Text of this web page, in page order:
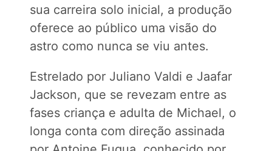
sua carreira solo inicial, a produção
oferece ao público uma visão do
astro como nunca se viu antes.
Estrelado por Juliano Valdi e Jaafar
Jackson, que se revezam entre as
fases criança e adulta de Michael, o
longa conta com direção assinada